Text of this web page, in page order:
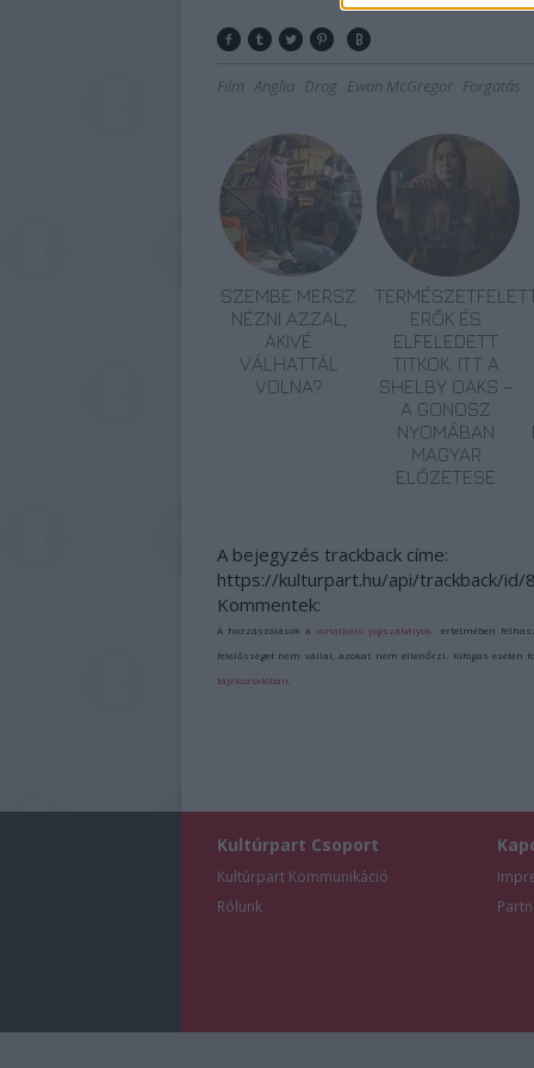
Film Anglia Drog Ewan McGregor Forgatás
SZEMBE MERSZ
NÉZNI AZZAL,
AKIVÉ
VÁLHATTÁL
VOLNA?
ERŐK ÉS
ELFELEDETT
TITKOK: ITT A
SHELBY OAKS –
A GONOSZ
NYOMÁBAN
MAGYAR
ELŐZETESE
A bejegyzés trackback címe:
https://kulturpart.hu/api/trackback/id/
Kommentek:
A hozzászólások avonatkozó jogszabályok értelmében
felelősséget nem vállal, azokat nem ellenőrzi. Kifogás esetén
tájékoztatóban
Kultúrpart Csoport
Kultúrpart Kommunikáció
Rólunk